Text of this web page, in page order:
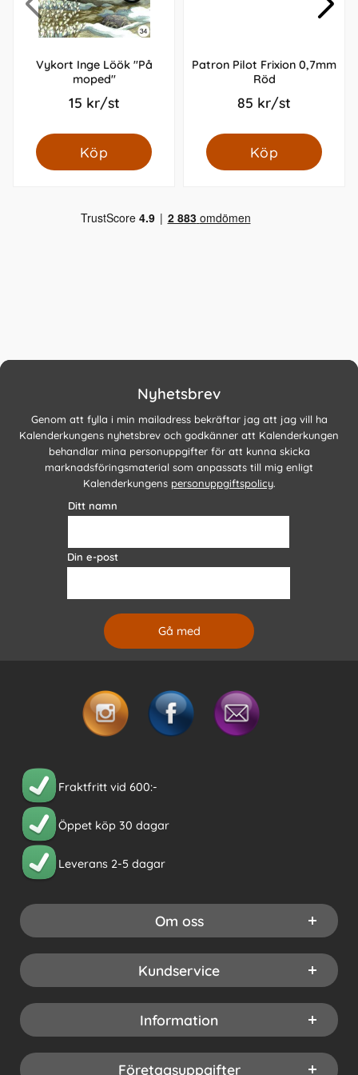
Vykort Inge Löök "På
moped"
15 kr/st
Köp
Patron Pilot Frixion 0,7mm
Röd
85 kr/st
Köp
Nyhetsbrev
Genom att fylla i min mailadress bekräftar jag att jag vill ha
Kalenderkungens nyhetsbrev och godkänner att Kalenderkungen
behandlar mina personuppgifter för att kunna skicka
marknadsföringsmaterial som anpassats till mig enligt
Kalenderkungens personuppgiftspolicy.
Ditt namn
Din e-post
Fraktfritt vid 600:-
Öppet köp 30 dagar
Leverans 2-5 dagar
Om oss
Kundservice
Information
Företagsuppgifter